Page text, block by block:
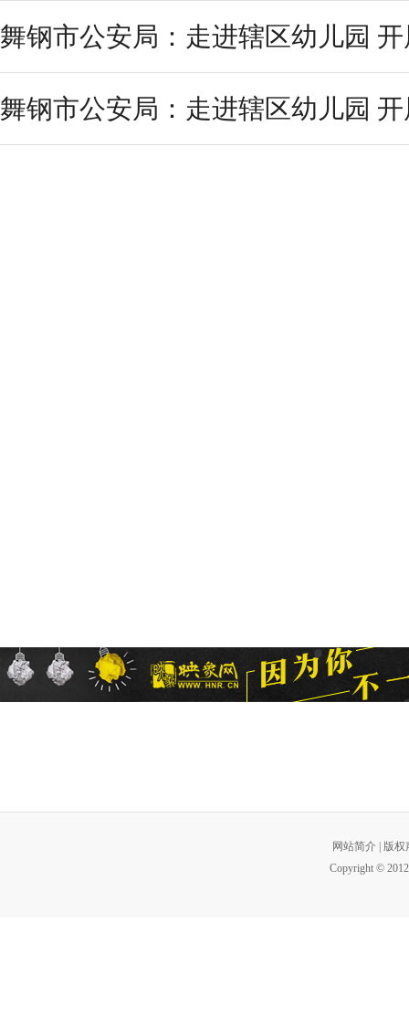
舞钢市公安局：走进辖区幼儿园
舞钢市公安局：走进辖区幼儿园
网站简介
版权
Copyright ©